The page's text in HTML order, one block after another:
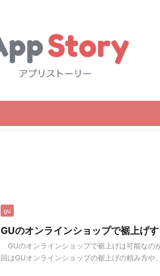
gu
GUのオンラインショップで裾上げ
GUのオンラインショップで裾上げは可能なの
回はGUオンラインショップの裾上げの頼み方や